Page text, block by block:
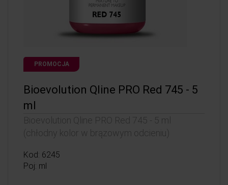
PROMOCJA
Bioevolution Qline PRO Red 745 - 5
ml
Bioevolution Qline PRO Red 745 - 5 ml
(chłodny kolor w brązowym odcieniu)
Kod: 6245
Poj: ml